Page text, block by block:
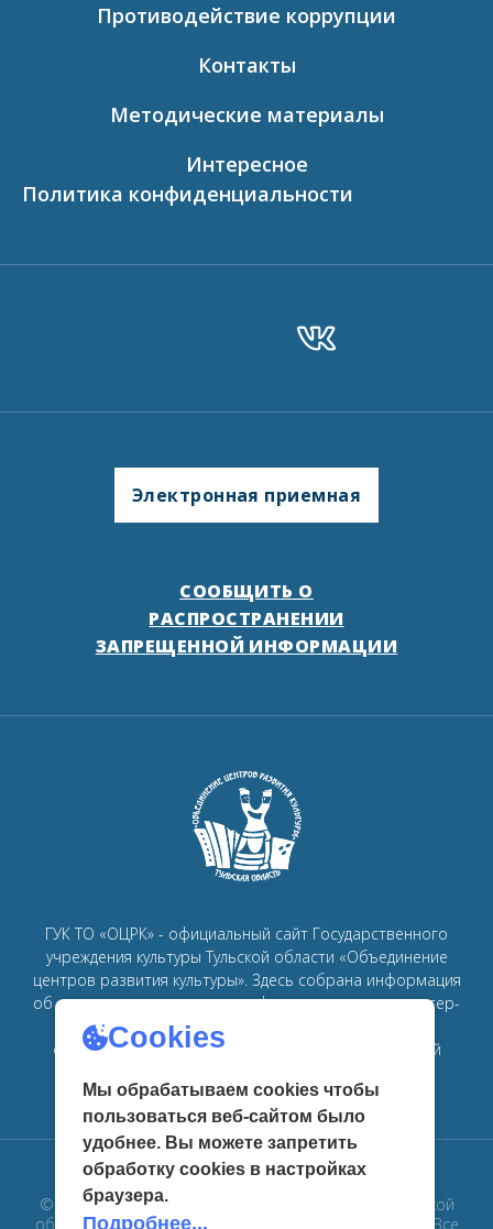
Противодействие коррупции
Контакты
Методические материалы
Интересное
Политика конфиденциальности
СООБЩИТЬ О
РАСПРОСТРАНЕНИИ
ЗАПРЕЩЕННОЙ ИНФОРМАЦИИ
Электронная приемная
ГУК ТО «ОЦРК» - официальный сайт Государственного
учреждения культуры Тульской области «Объединение
центров развития культуры». Здесь собрана информация
об основных мероприятиях, афишах, спектаклях, мастер-
классах, семинарах, главных новостях в рамках
объединенияцентров развития культуры в Тульской
© 2019 Государственное учреждение культуры Тульской
области «Объединение центров развития культуры». Все
Cookies
Мы обрабатываем cookies чтобы
пользоваться веб-сайтом было
удобнее. Вы можете запретить
обработку сookies в настройках
браузера.
Подробнее...